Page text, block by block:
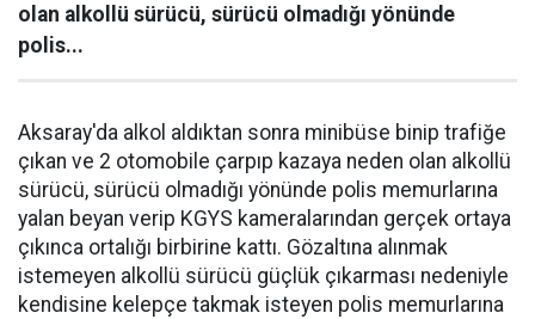
olan alkollü sürücü, sürücü olmadığı yönünde
polis...
Aksaray'da alkol aldıktan sonra minibüse binip trafiğe
çıkan ve 2 otomobile çarpıp kazaya neden olan alkollü
sürücü, sürücü olmadığı yönünde polis memurlarına
yalan beyan verip KGYS kameralarından gerçek ortaya
çıkınca ortalığı birbirine kattı. Gözaltına alınmak
istemeyen alkollü sürücü güçlük çıkarması nedeniyle
kendisine kelepçe takmak isteyen polis memurlarına